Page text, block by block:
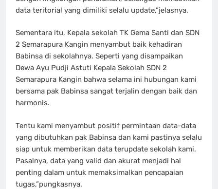
data teritorial yang dimiliki selalu update,”jelasnya.
Sementara itu, Kepala sekolah TK Gema Santi dan SDN
2 Semarapura Kangin menyambut baik kehadiran
Babinsa di sekolahnya. Seperti yang disampaikan
Dewa Ayu Pudji Astuti Kepala Sekolah SDN 2
Semarapura Kangin bahwa selama ini hubungan kami
bersama pak Babinsa sangat terjalin dengan baik dan
harmonis.
Tentu kami menyambut positif permintaan data-data
yang dibutuhkan pak Babinsa dan kami pastinya selalu
siap untuk memberikan data terupdate sekolah kami.
Pasalnya, data yang valid dan akurat menjadi hal
penting dalam untuk memaksimalkan pencapaian
tugas,”pungkasnya.